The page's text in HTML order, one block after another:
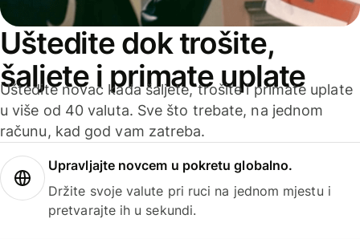
Uštedite dok trošite,
šaljete i primate uplate
Uštedite novac kada šaljete, trošite i primate uplate
u više od 40 valuta. Sve što trebate, na jednom
računu, kad god vam zatreba.
Upravljajte novcem u pokretu globalno.
Držite svoje valute pri ruci na jednom mjestu i
pretvarajte ih u sekundi.